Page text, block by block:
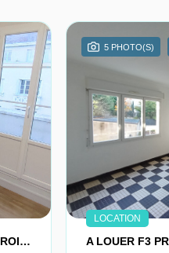
A LOUER APPARTEMENT DE TROIS PIECES PRINCIPALES CENTRE DE CAEN
5 PHOTO(S)
LOCATION